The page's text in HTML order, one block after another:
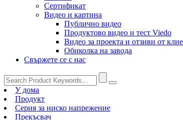
Сертификат
Видео и картина
Публично видео
Продуктово видео и тест Viedo
Видео за проекта и отзиви от
Обиколка на завода
Свържете се с нас
У дома
Продукт
Серия за ниско напрежение
Прекъсвач